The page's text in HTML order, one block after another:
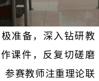
准备，深入钻研教
课件，反复切磋磨
参赛教师注重理论联